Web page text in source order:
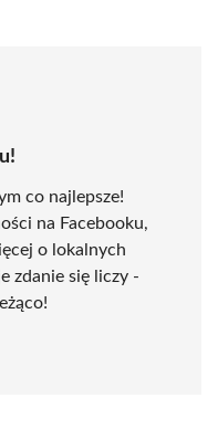
co najlepsze!
na Facebooku,
o lokalnych
zdanie się liczy -